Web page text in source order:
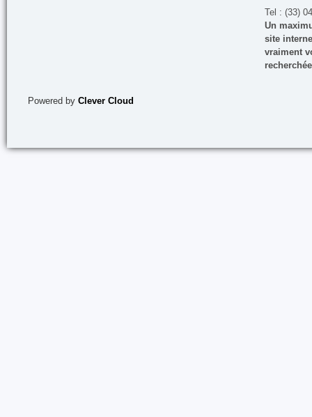
Tel : (33)
Un
site
vraiment
Powered by Clever Cloud